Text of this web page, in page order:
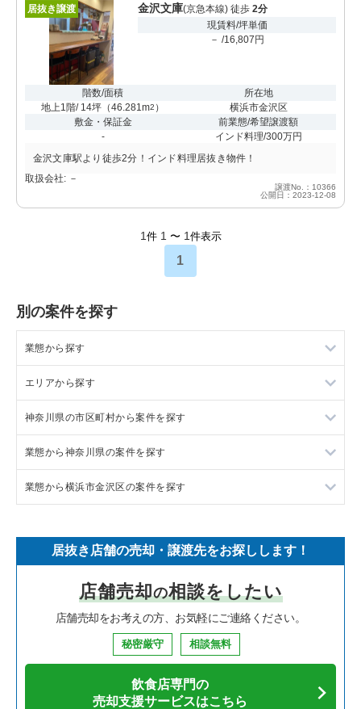
居抜き譲渡 金沢文庫(京急本線) 徒歩 2分
現賃料/坪単価
－ /16,807円
階数/面積
地上1階/ 14坪 （46.281m2 ）
所在地
横浜市金沢区
敷金・保証金
-
前業態/希望譲渡額
インド料理/300万円
金沢文庫駅より徒歩2分！インド料理居抜き物件！
取扱会社: －
譲渡No.：10366
公開日：2023-12-08
1 件 1 〜 1 件表示
1
別の案件を探す
業態から探す
ラーメンの居抜き売却物件の案件一覧
フランス料理の居抜き売却物件の案件一覧
イタリア料理の居抜き売却物件の案件一覧
中華の居抜き売却物件の案件一覧
寿司の居抜き売却物件の案件一覧
焼肉の居抜き売却物件の案件一覧
鉄板焼き・お好み焼の居抜き売却物件の案件一覧
カフェの居抜き売却物件の案件一覧
エリアから探す
東京23区の飲食店の居抜き売却物件の案件一覧
東京都下の飲食店の居抜き売却物件の案件一覧
千葉県の飲食店の居抜き売却物件の案件一覧
神奈川県の飲食店の居抜き売却物件の案件一覧
大阪府の飲食店の居抜き売却物件の案件一覧
兵庫県の飲食店の居抜き売却物件の案件一覧
愛知県の飲食店の居抜き売却物件の案件一覧
神奈川県の市区町村から案件を探す
大和市の飲食店の居抜き売却物件の案件一覧
鎌倉市の飲食店の居抜き売却物件の案件一覧
川崎市高津区の飲食店の居抜き売却物件の案件一覧
横浜市鶴見区の飲食店の居抜き売却物件の案件一覧
川崎市中原区の飲食店の居抜き売却物件の案件一覧
横浜市南区の飲食店の居抜き売却物件の案件一覧
業態から神奈川県の案件を探す
神奈川県のラーメンの居抜き売却物件の案件一覧
神奈川県のイタリア料理の居抜き売却物件の案件一覧
神奈川県の中華の居抜き売却物件の案件一覧
神奈川県のそば・うどんの居抜き売却物件の案件一覧
神奈川県の焼肉の居抜き売却物件の案件一覧
業態から横浜市金沢区の案件を探す
横浜市金沢区のイタリア料理の居抜き売却物件の案件一覧
横浜市金沢区の中華の居抜き売却物件の案件一覧
横浜市金沢区の寿司の居抜き売却物件の案件一覧
横浜市金沢区のテイクアウトの居抜き売却物件の案件一覧
居抜き店舗の売却・譲渡先をお探しします！
店舗売却の相談をしたい
店舗売却をお考えの方、お気軽にご連絡ください。
秘密厳守 相談無料
飲食店専門の
売却支援サービスはこちら